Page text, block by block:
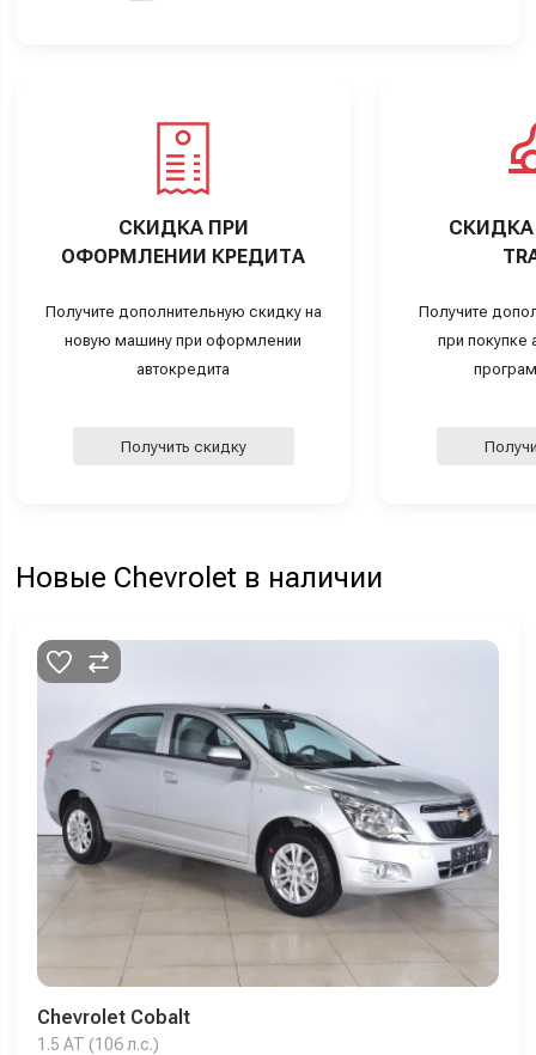
СКИДКА ПРИ
ОФОРМЛЕНИИ КРЕДИТА
Получите дополнительную скидку на
новую машину при оформлении
автокредита
Получить скидку
СКИДКА
Получите
при покупке
Новые Chevrolet в наличии
Chevrolet Cobalt
1.5 AT (106 л.с.)